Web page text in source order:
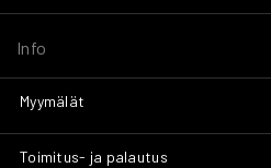
Info
Myymälät
Toimitus- ja palautus